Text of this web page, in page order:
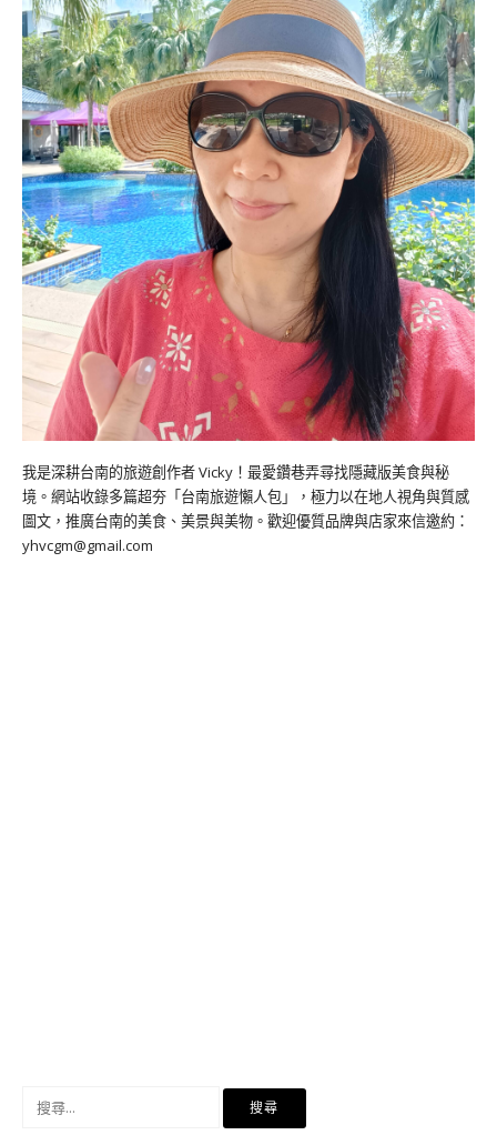
我是深耕台南的旅遊創作者 Vicky！最愛鑽巷弄尋找隱藏版美食與秘
境。網站收錄多篇超夯「台南旅遊懶人包」，極力以在地人視角與質感
圖文，推廣台南的美食、美景與美物。歡迎優質品牌與店家來信邀約：
yhvcgm@gmail.com